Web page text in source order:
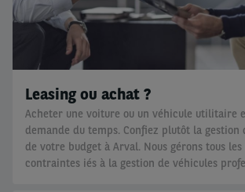
Leasing ou achat ?
Acheter une voiture ou un véhicule utilitaire
demande du temps. Confiez plutôt la
de votre budget à Arval. Nous gérons tous
contraintes iés à la gestion de véhicules